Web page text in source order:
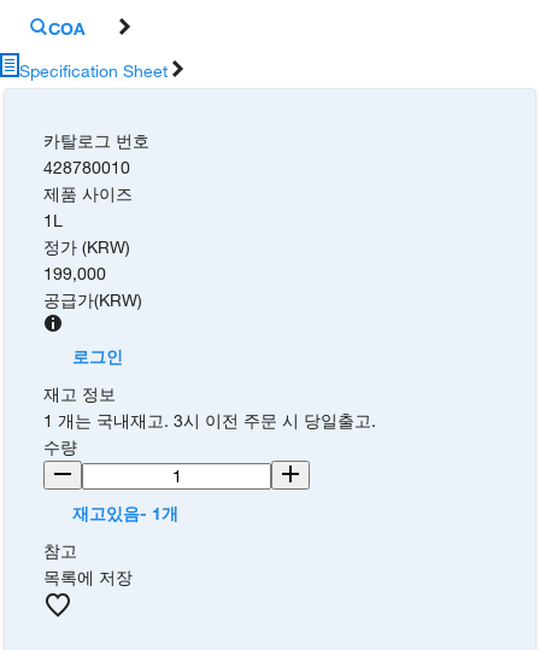
COA
Specification Sheet
카탈로그 번호
428780010
제품 사이즈
1L
정가 (KRW)
199,000
공급가(KRW)
로그인
재고 정보
1 개는 국내재고. 3시 이전 주문 시 당일출고.
수량
재고있음- 1개
참고
목록에 저장